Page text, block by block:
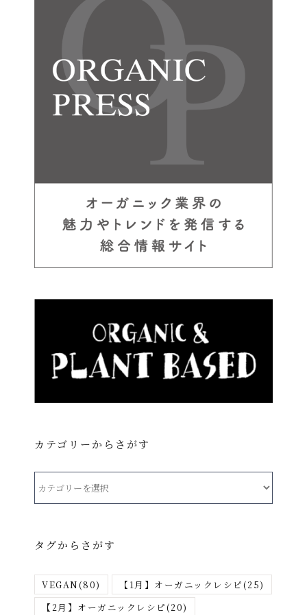
カテゴリーからさがす
ー
ら
タグからさがす
VEGAN(80) 【1月】オーガニックレシピ(25)
【2月】オーガニックレシピ(20)